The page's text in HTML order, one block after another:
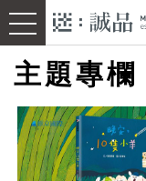
主題專欄